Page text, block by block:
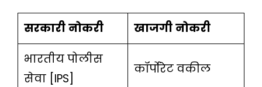
सरकारी नोकरी खाजगी नोकरी
भारतीय पोलीस
सेवा [IPS]
कॉर्पोरेट वकील